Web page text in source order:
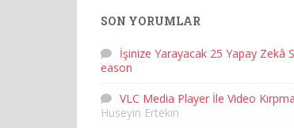
SON YORUMLAR
İşinize Yarayacak 25 Yapay Zekâ
eason
VLC Media Player İle Video Kırpma
Huseyin Ertekin